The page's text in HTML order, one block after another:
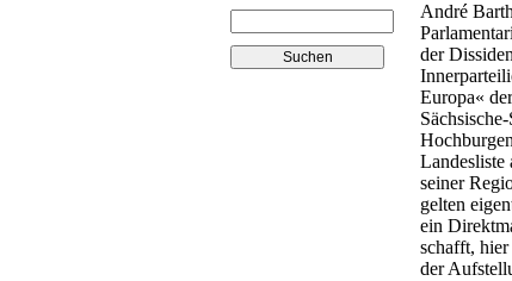
André
der
Europa«
Landesliste
seiner
gelten
ein
schafft,
der